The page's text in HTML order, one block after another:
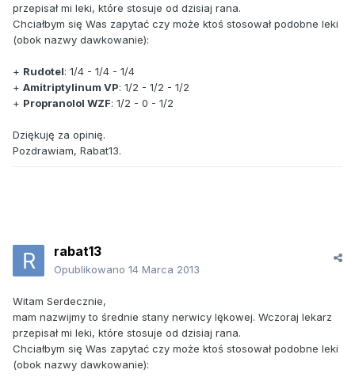
przepisał mi leki, które stosuje od dzisiaj rana.
Chciałbym się Was zapytać czy może ktoś stosował podobne leki
(obok nazwy dawkowanie):
+ Rudotel: 1/4 - 1/4 - 1/4
+ Amitriptylinum VP: 1/2 - 1/2 - 1/2
+ Propranolol WZF: 1/2 - 0 - 1/2
Dziękuję za opinię.
Pozdrawiam, Rabat13.
rabat13
Opublikowano 14 Marca 2013
Witam Serdecznie,
mam nazwijmy to średnie stany nerwicy lękowej. Wczoraj lekarz
przepisał mi leki, które stosuje od dzisiaj rana.
Chciałbym się Was zapytać czy może ktoś stosował podobne leki
(obok nazwy dawkowanie):